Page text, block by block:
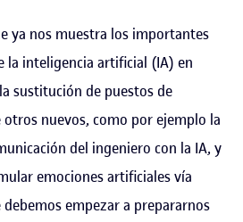
ya nos muestra los importantes
la inteligencia artificial (IA) en
sustitución de puestos de
nuevos, como por ejemplo la
del ingeniero con la IA, y
emociones artificiales vía
empezar a prepararnos